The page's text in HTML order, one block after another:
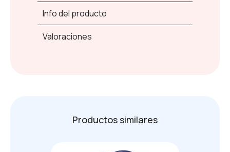
Info del producto
Valoraciones
Productos similares